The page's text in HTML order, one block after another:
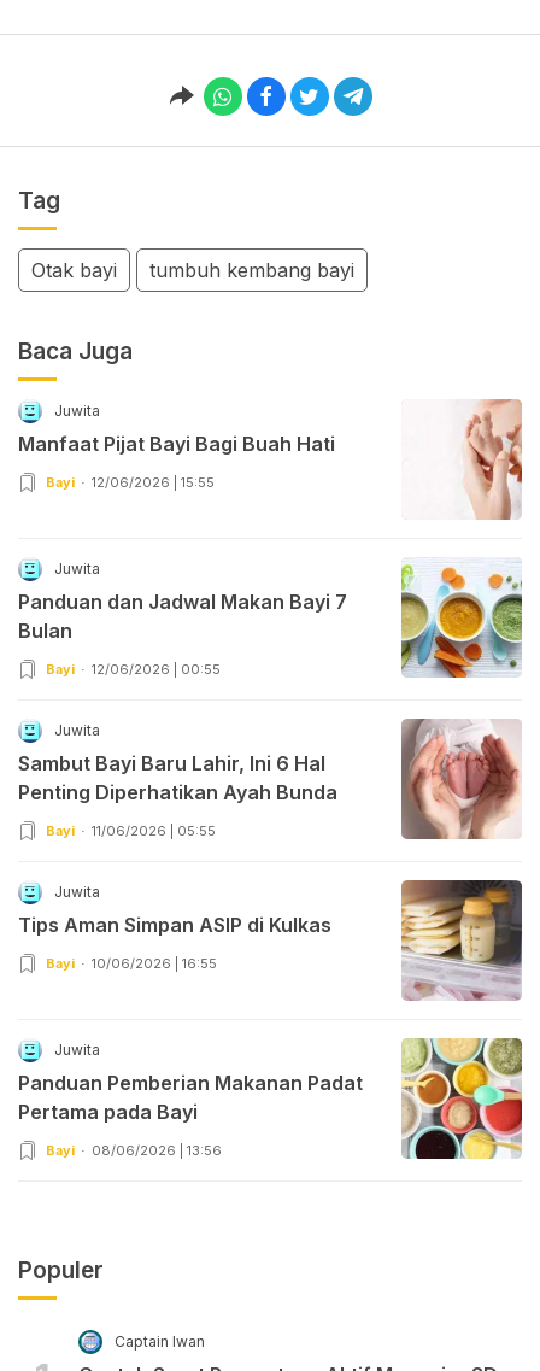
Tag
Otak bayi tumbuh kembang bayi
Baca Juga
Juwita
Manfaat Pijat Bayi Bagi Buah Hati
Bayi 12/06/2026 | 15:55
Juwita
Panduan dan Jadwal Makan Bayi 7
Bulan
Bayi 12/06/2026 | 00:55
Juwita
Sambut Bayi Baru Lahir, Ini 6 Hal
Penting Diperhatikan Ayah Bunda
Bayi 11/06/2026 | 05:55
Juwita
Tips Aman Simpan ASIP di Kulkas
Bayi 10/06/2026 | 16:55
Juwita
Panduan Pemberian Makanan Padat
Pertama pada Bayi
Bayi 08/06/2026 | 13:56
Populer
Captain Iwan